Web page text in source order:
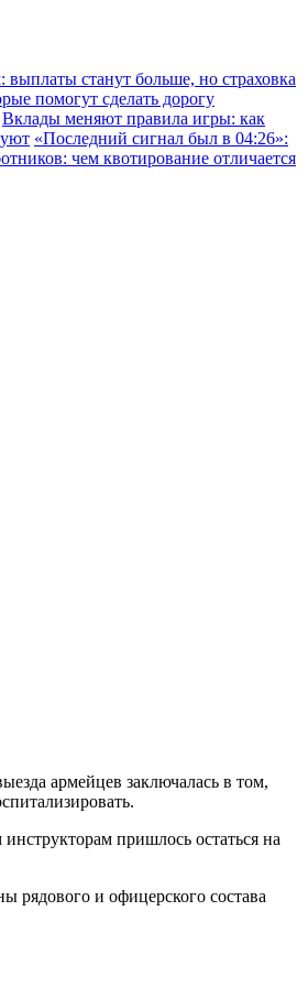
станут больше, но страховка
помогут сделать дорогу
Вклады меняют правила игры: как
«Последний сигнал был в 04:26»:
чем квотирование отличается
армейцев заключалась в том,
пришлось остаться на
рядового и офицерского состава